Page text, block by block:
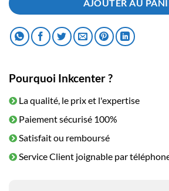
AJOUTER AU
Pourquoi Inkcenter ?
La qualité, le prix et l'expertise
Paiement sécurisé 100%
Satisfait ou remboursé
Service Client joignable par